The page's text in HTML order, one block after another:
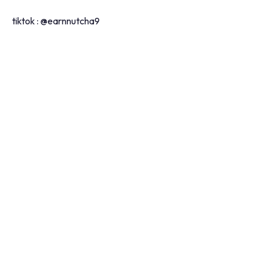
tiktok : @earnnutcha9